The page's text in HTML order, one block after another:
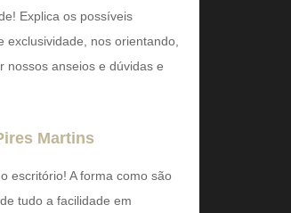
Explica os possíveis
exclusividade, nos orientando,
nossos anseios e dúvidas e
Martins
escritório! A forma como são
tudo a facilidade em